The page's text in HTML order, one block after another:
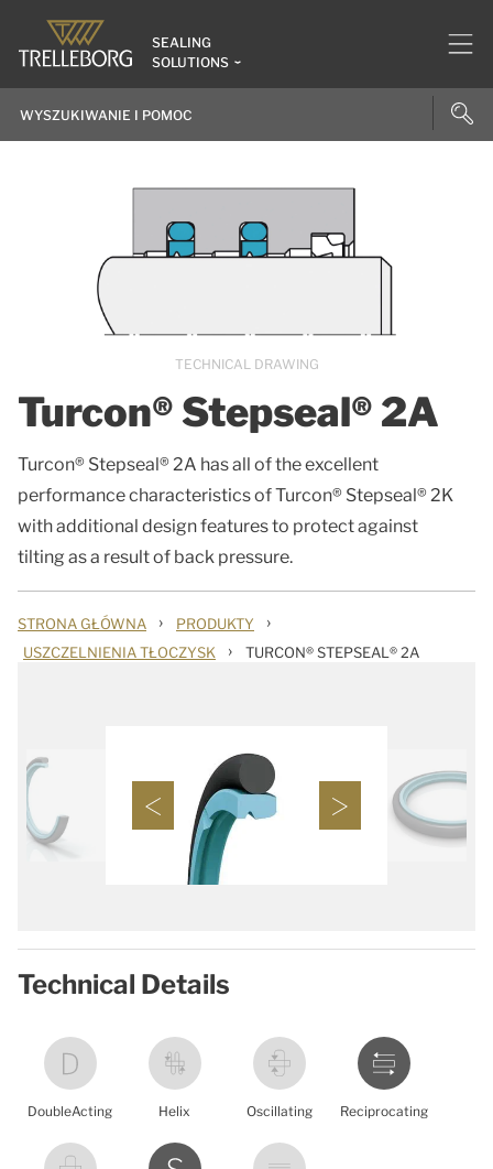
SEALING
SOLUTIONS
Turcon® Stepseal® 2A
Turcon® Stepseal® 2A has all of the excellent
performance characteristics of Turcon® Stepseal® 2K
with additional design features to protect against
tilting as a result of back pressure.
TECHNICAL DRAWING
STRONA GŁÓWNA › PRODUKTY ›
USZCZELNIENIA TŁOCZYSK › TURCON® STEPSEAL® 2A
Technical Details
DoubleActing Helix Oscillating Reciprocating